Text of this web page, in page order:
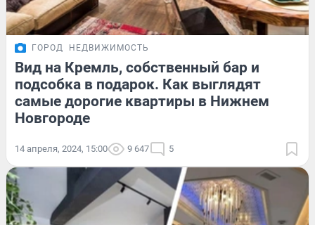
ГОРОД НЕДВИЖИМОСТЬ
Вид на Кремль, собственный бар и
подсобка в подарок. Как выглядят
самые дорогие квартиры в Нижнем
Новгороде
14 апреля, 2024, 15:00 9 647 5